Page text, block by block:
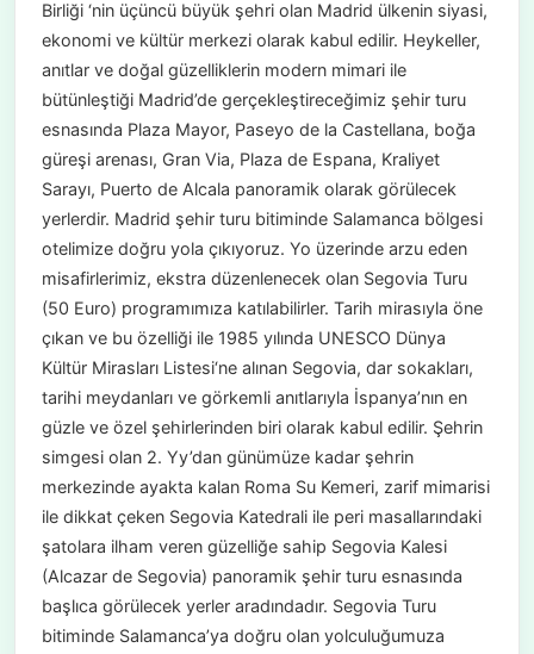
Birliği ‘nin üçüncü büyük şehri olan Madrid ülkenin siyasi,
ekonomi ve kültür merkezi olarak kabul edilir. Heykeller,
anıtlar ve doğal güzelliklerin modern mimari ile
bütünleştiği Madrid’de gerçekleştireceğimiz şehir turu
esnasında Plaza Mayor, Paseyo de la Castellana, boğa
güreşi arenası, Gran Via, Plaza de Espana, Kraliyet
Sarayı, Puerto de Alcala panoramik olarak görülecek
yerlerdir. Madrid şehir turu bitiminde Salamanca bölgesi
otelimize doğru yola çıkıyoruz. Yo üzerinde arzu eden
misafirlerimiz, ekstra düzenlenecek olan Segovia Turu
(50 Euro) programımıza katılabilirler. Tarih mirasıyla öne
çıkan ve bu özelliği ile 1985 yılında UNESCO Dünya
Kültür Mirasları Listesi‘ne alınan Segovia, dar sokakları,
tarihi meydanları ve görkemli anıtlarıyla İspanya’nın en
güzle ve özel şehirlerinden biri olarak kabul edilir. Şehrin
simgesi olan 2. Yy’dan günümüze kadar şehrin
merkezinde ayakta kalan Roma Su Kemeri, zarif mimarisi
ile dikkat çeken Segovia Katedrali ile peri masallarındaki
şatolara ilham veren güzelliğe sahip Segovia Kalesi
(Alcazar de Segovia) panoramik şehir turu esnasında
başlıca görülecek yerler aradındadır. Segovia Turu
bitiminde Salamanca’ya doğru olan yolculuğumuza